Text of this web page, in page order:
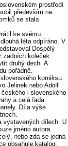
prostředí
především na
se stala
ke svému
léta odpíráno. V
Dospělý
zadních koleček
druhý dech. A
pořádně.
komiksu.
Jelinek nebo Adolf
i slovenského
a celá řada
Díla výše
vystavených dílech. U
jméno autora.
nebo zda se jedná
obsahuje katalog,